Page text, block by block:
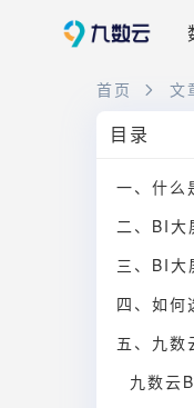
首页 文
目录
一、什么